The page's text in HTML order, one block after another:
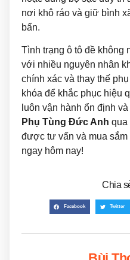
nơi khô ráo và giữ bình
bẩn.
Tình trạng ô tô đề không
với nhiều nguyên nhân
chính xác và thay thế
khóa để khắc phục hiệu
luôn vận hành ổn định
Phụ Tùng Đức Anh qua
được tư vấn và mua sắm
ngay hôm nay!
Chia
Facebook Twitter